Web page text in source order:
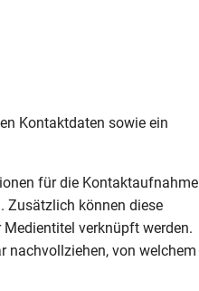
Kontaktdaten sowie ein
für die Kontaktaufnahme
Zusätzlich können diese
verknüpft werden.
nachvollziehen, von welchem